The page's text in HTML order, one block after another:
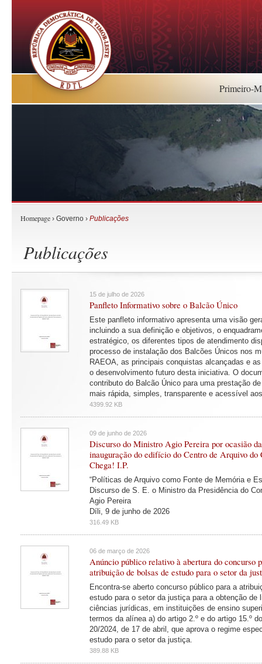
Primeiro-
Homepage › Governo › Publicações
Publicações
15 de julho de 2026
Panfleto Informativo sobre o Balcão Único
Este panfleto informativo apresenta uma visão
incluindo a sua definição e objetivos, o
estratégico, os diferentes tipos de atendimento
processo de instalação dos Balcões Únicos nos
RAEOA, as principais conquistas alcançadas e
o desenvolvimento futuro desta iniciativa. O
contributo do Balcão Único para uma prestação
mais rápida, simples, transparente e acessível
4399.92 KB
09 de junho de 2026
Discurso do Ministro Agio Pereira por ocasião
inauguração do edifício do Centro de Arquivo do
Chega! I.P.
“Políticas de Arquivo como Fonte de Memória e
Discurso de S. E. o Ministro da Presidência do
Agio Pereira
Díli, 9 de junho de 2026
316.49 KB
06 de março de 2026
Anúncio público relativo à abertura do concurso
atribuição de bolsas de estudo para o setor da
Encontra-se aberto concurso público para a
estudo para o setor da justiça para a obtenção de
ciências jurídicas, em instituições de ensino
termos da alínea a) do artigo 2.º e do artigo 15.º
20/2024, de 17 de abril, que aprova o regime
estudo para o setor da justiça.
389.88 KB